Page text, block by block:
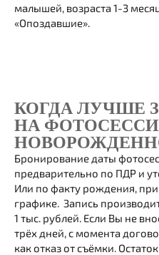
малышей, возраста 1-3
«Опоздавшие».
КОГДА ЛУЧШЕ
НА
Бронирование даты
предварительно по ПДР и
Или по факту рождения,
графике. Запись
1 тыс. рублей. Если Вы не
трёх дней, с момента
как отказ от съёмки.